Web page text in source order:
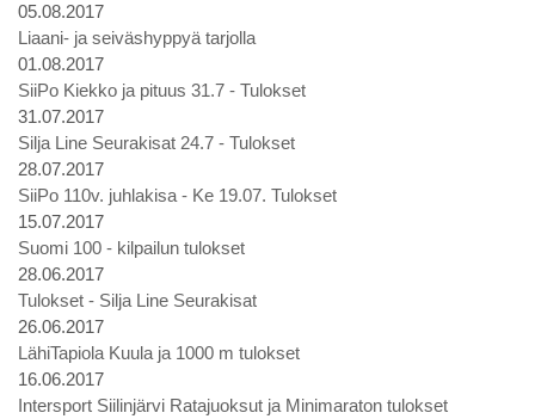
05.08.2017
Liaani- ja seiväshyppyä tarjolla
01.08.2017
SiiPo Kiekko ja pituus 31.7 - Tulokset
31.07.2017
Silja Line Seurakisat 24.7 - Tulokset
28.07.2017
SiiPo 110v. juhlakisa - Ke 19.07. Tulokset
15.07.2017
Suomi 100 - kilpailun tulokset
28.06.2017
Tulokset - Silja Line Seurakisat
26.06.2017
LähiTapiola Kuula ja 1000 m tulokset
16.06.2017
Intersport Siilinjärvi Ratajuoksut ja Minimaraton tulokset